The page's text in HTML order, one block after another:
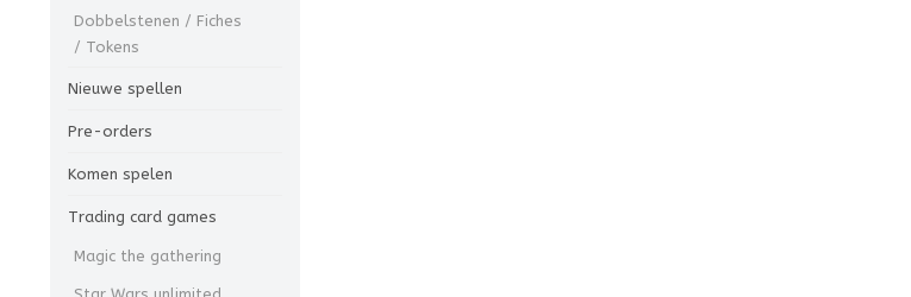
Dobbelstenen / Fiches
/ Tokens
Nieuwe spellen
Pre-orders
Komen spelen
Trading card games
Magic the gathering